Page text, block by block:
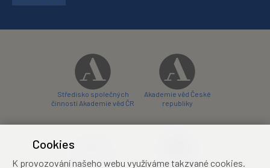
Středisko společných
činností Akademie věd ČR
Akademie věd České
republiky
Cookies
K provozování našeho webu využíváme takzvané cookies.